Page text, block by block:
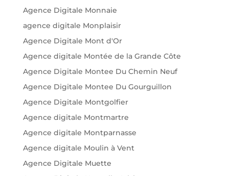
Agence Digitale Monnaie
agence digitale Monplaisir
Agence Digitale Mont d'Or
Agence digitale Montée de la Grande Côte
Agence Digitale Montee Du Chemin Neuf
Agence Digitale Montee Du Gourguillon
Agence Digitale Montgolfier
Agence digitale Montmartre
Agence digitale Montparnasse
Agence digitale Moulin à Vent
Agence Digitale Muette